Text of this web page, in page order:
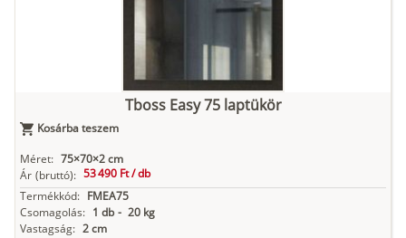
Tboss Easy 75 laptükör
Kosárba teszem
Méret: 75×70×2 cm
Ár (bruttó): 53 490 Ft /db
Termékkód: FMEA75
Csomagolás: 1 db - 20 kg
Vastagság: 2 cm